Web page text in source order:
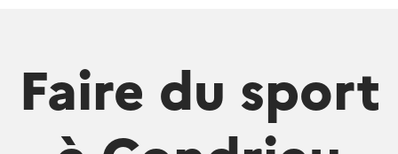
Faire du sport